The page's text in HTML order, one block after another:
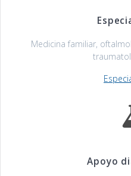
Medicina familiar,
Apoyo